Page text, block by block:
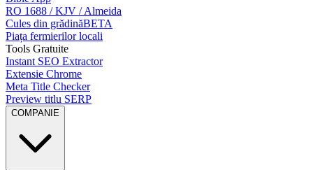
RO 1688 / KJV / Almeida
Cules din grădinăBETA
Piața fermierilor locali
Tools Gratuite
Instant SEO Extractor
Extensie Chrome
Meta Title Checker
Preview titlu SERP
COMPANIE